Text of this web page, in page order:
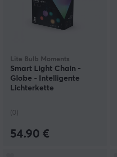
Lite Bulb Moments
Smart Light Chain -
Globe - Intelligente
Lichterkette
(0)
54.90 €